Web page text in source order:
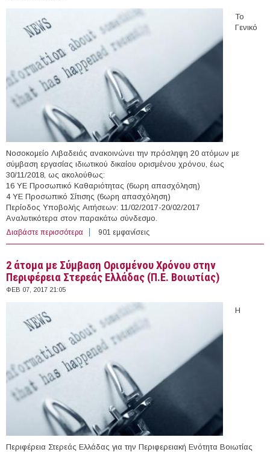
Το
Γενικό
Νοσοκομείο Λιβαδειάς ανακοινώνει την πρόσληψη 20 ατόμων με
σύμβαση εργασίας ιδιωτικού δικαίου ορισμένου χρόνου, έως
30/11/2018, ως ακολούθως:
16 ΥΕ Προσωπικό Καθαριότητας (6ωρη απασχόληση)
4 ΥΕ Προσωπικό Σίτισης (6ωρη απασχόληση)
Περίοδος Υποβολής Αιτήσεων: 11/02/2017-20/02/2017
Αναλυτικότερα στον παρακάτω σύνδεσμο.
Διαβάστε περισσότερα για 20 άτομα με Σύμβαση Ορισμένου Χρόνου στο Γενικό
Νοσοκομείο Λιβαδειάς
901 εμφανίσεις
2 άτομα με Σύμβαση Ορισμένου Χρόνου στην
Περιφέρεια Στερεάς Ελλάδας (Π.Ε. Βοιωτίας)
ΦΕΒ 07, 2017 21:05
Η
Περιφέρεια Στερεάς Ελλάδας για την Περιφερειακή Ενότητα Βοιωτίας